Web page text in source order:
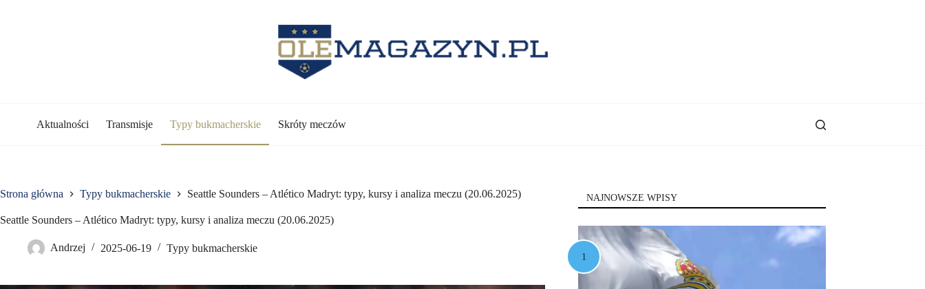
Aktualności Transmisje Typy bukmacherskie Skróty meczów
Strona główna Typy bukmacherskie Seattle Sounders – Atlético Madryt: typy, kursy i analiza meczu (20.06.2025)
Seattle Sounders – Atlético Madryt: typy, kursy i analiza meczu (20.06.2025)
Andrzej 2025-06-19 Typy bukmacherskie
NAJNOWSZE WPISY